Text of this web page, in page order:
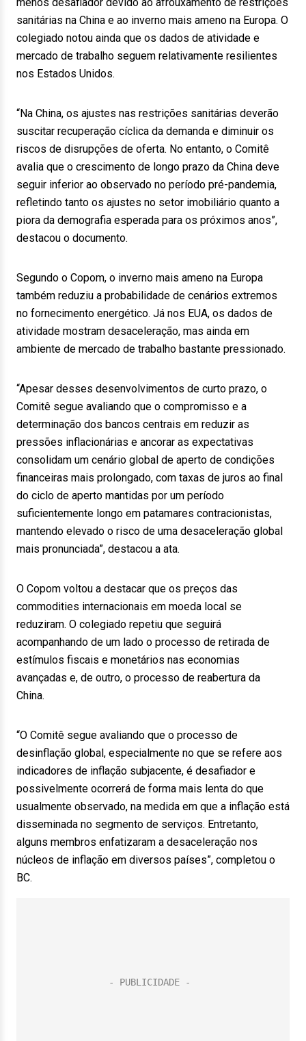
sanitárias na China e ao inverno mais ameno na Europa. O
colegiado notou ainda que os dados de atividade e
mercado de trabalho seguem relativamente resilientes
nos Estados Unidos.
“Na China, os ajustes nas restrições sanitárias deverão
suscitar recuperação cíclica da demanda e diminuir os
riscos de disrupções de oferta. No entanto, o Comitê
avalia que o crescimento de longo prazo da China deve
seguir inferior ao observado no período pré-pandemia,
refletindo tanto os ajustes no setor imobiliário quanto a
piora da demografia esperada para os próximos anos”,
destacou o documento.
Segundo o Copom, o inverno mais ameno na Europa
também reduziu a probabilidade de cenários extremos
no fornecimento energético. Já nos EUA, os dados de
atividade mostram desaceleração, mas ainda em
ambiente de mercado de trabalho bastante pressionado.
“Apesar desses desenvolvimentos de curto prazo, o
Comitê segue avaliando que o compromisso e a
determinação dos bancos centrais em reduzir as
pressões inflacionárias e ancorar as expectativas
consolidam um cenário global de aperto de condições
financeiras mais prolongado, com taxas de juros ao final
do ciclo de aperto mantidas por um período
suficientemente longo em patamares contracionistas,
mantendo elevado o risco de uma desaceleração global
mais pronunciada”, destacou a ata.
O Copom voltou a destacar que os preços das
commodities internacionais em moeda local se
reduziram. O colegiado repetiu que seguirá
acompanhando de um lado o processo de retirada de
estímulos fiscais e monetários nas economias
avançadas e, de outro, o processo de reabertura da
China.
“O Comitê segue avaliando que o processo de
desinflação global, especialmente no que se refere aos
indicadores de inflação subjacente, é desafiador e
possivelmente ocorrerá de forma mais lenta do que
usualmente observado, na medida em que a inflação está
disseminada no segmento de serviços. Entretanto,
alguns membros enfatizaram a desaceleração nos
núcleos de inflação em diversos países”, completou o
BC.